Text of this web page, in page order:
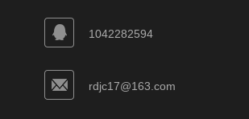
1042282594
rdjc17@163.com